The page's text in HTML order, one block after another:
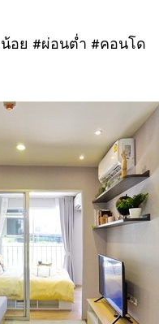
อย #ผ่อนต่ำ #คอนโด